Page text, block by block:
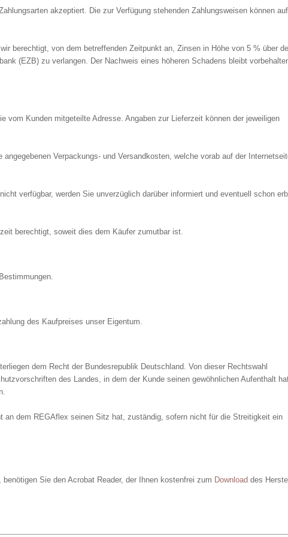
akzeptiert. Die zur Verfügung stehenden Zahlungsweisen können
berechtigt, von dem betreffenden Zeitpunkt an, Zinsen in Höhe von 5 % über
(EZB) zu verlangen. Der Nachweis eines höheren Schadens bleibt
vom Kunden mitgeteilte Adresse. Angaben zur Lieferzeit können der jeweiligen
Verpackungs- und Versandkosten, welche vorab auf der
verfügbar, werden Sie unverzüglich darüber informiert und eventuell schon
berechtigt, soweit dies dem Käufer zumutbar ist.
des Kaufpreises unser Eigentum.
dem Recht der Bundesrepublik Deutschland. Von dieser Rechtswahl
des Landes, in dem der Kunde seinen gewöhnlichen Aufenthalt
an dem REGAflex seinen Sitz hat, zuständig, sofern nicht für die Streitigkeit ein
Sie den Acrobat Reader, der Ihnen kostenfrei zum Download des